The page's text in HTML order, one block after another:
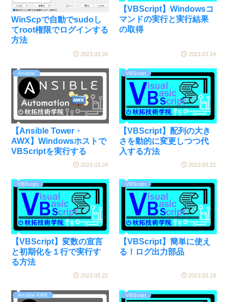
WinScpで自動でsudoし
てroot権限でログインする
方法
2023.03.26
【VBScript】Windowsコ
マンドの実行と実行結果
の取得
2023.03.24
Ansible
【Ansible Tower・
AWX】Windowsホストで
VBScriptを実行する
2023.03.24
VBScript
【VBScript】配列の大き
さを動的に変更しつつ代
入する方法
2023.03.22
VBScript
【VBScript】変数の宣言
と初期化を１行で実行す
る方法
2023.03.22
VBScript
【VBScript】簡単に使え
る！ログ出力部品
2023.03.19
Ansible AWX VBScript